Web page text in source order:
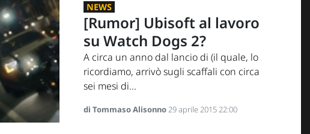
NEWS
[Rumor] Ubisoft al lavoro
su Watch Dogs 2?
A circa un anno dal lancio di (il quale, lo
ricordiamo, arrivò sugli scaffali con circa
sei mesi di...
di Tommaso Alisonno29 aprile 2015 22:00